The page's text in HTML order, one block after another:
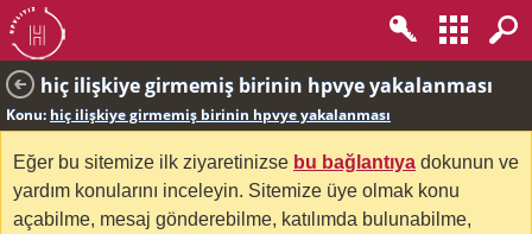
hiç ilişkiye girmemiş birinin hpvye yakalanması
Konu: hiç ilişkiye girmemiş birinin hpvye yakalanması
Eğer bu sitemize ilk ziyaretinizse bu bağlantıya dokunun ve
yardım konularını inceleyin. Sitemize üye olmak konu
açabilme, mesaj gönderebilme, katılımda bulunabilme,